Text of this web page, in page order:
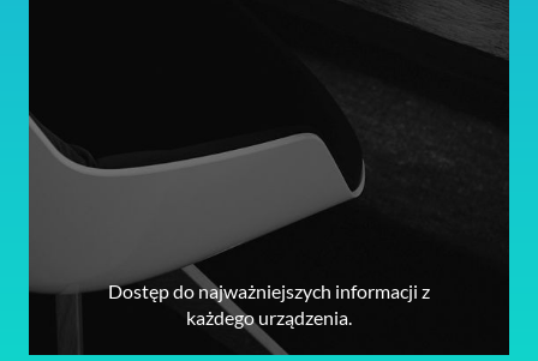
Dostęp do najważniejszych informacji z
każdego urządzenia.